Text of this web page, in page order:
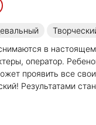
в
оператор.
проявить все
Результатами